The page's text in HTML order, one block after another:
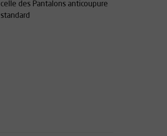
celle des Pantalons anticoupure
standard